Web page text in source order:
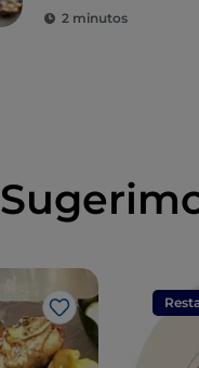
2 minutos
Gosto